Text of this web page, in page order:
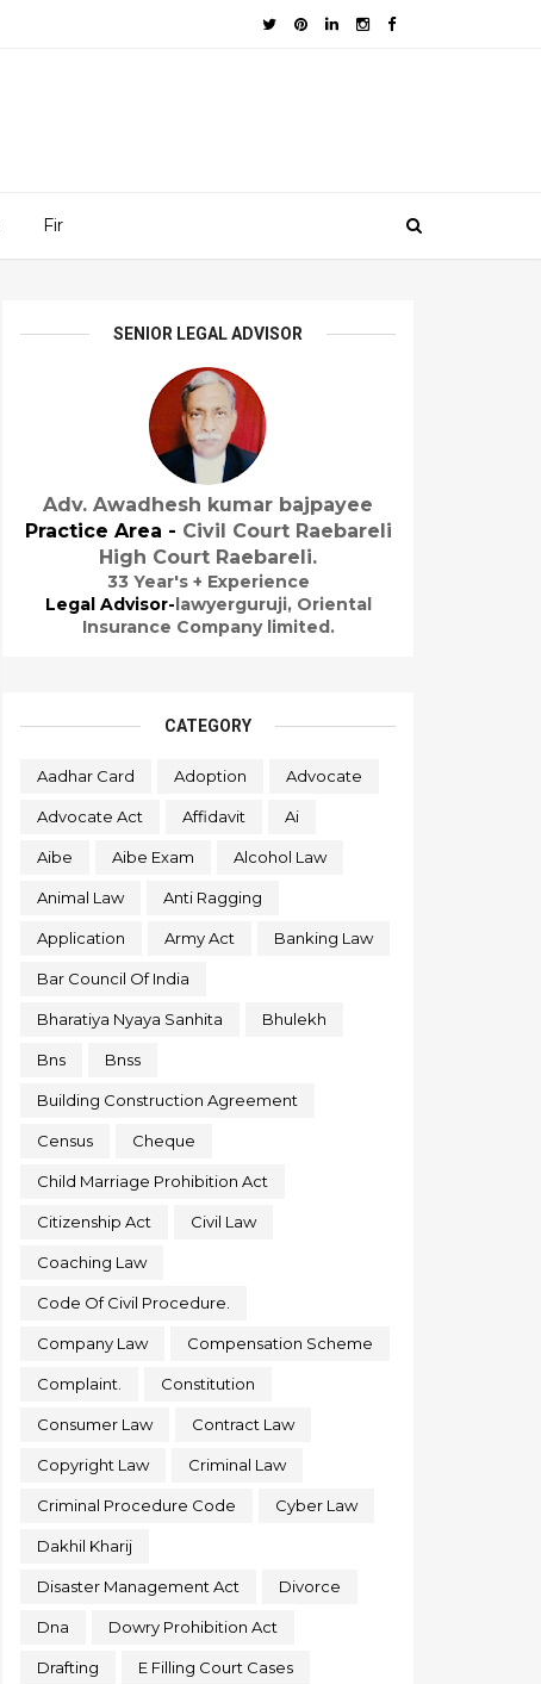
Fir
SENIOR LEGAL ADVISOR
Adv. Awadhesh kumar bajpayee
Practice Area - Civil Court Raebareli
High Court Raebareli.
33 Year's + Experience
Legal Advisor-lawyerguruji, Oriental
Insurance Company limited.
CATEGORY
Aadhar Card Adoption Advocate
Advocate Act Affidavit Ai
Aibe Aibe Exam Alcohol Law
Animal Law Anti Ragging
Application Army Act Banking Law
Bar Council Of India
Bharatiya Nyaya Sanhita Bhulekh
Bns Bnss
Building Construction Agreement
Census Cheque
Child Marriage Prohibition Act
Citizenship Act Civil Law
Coaching Law
Code Of Civil Procedure.
Company Law Compensation Scheme
Complaint. Constitution
Consumer Law Contract Law
Copyright Law Criminal Law
Criminal Procedure Code Cyber Law
Dakhil Kharij
Disaster Management Act Divorce
Dna Dowry Prohibition Act
Drafting E Filling Court Cases